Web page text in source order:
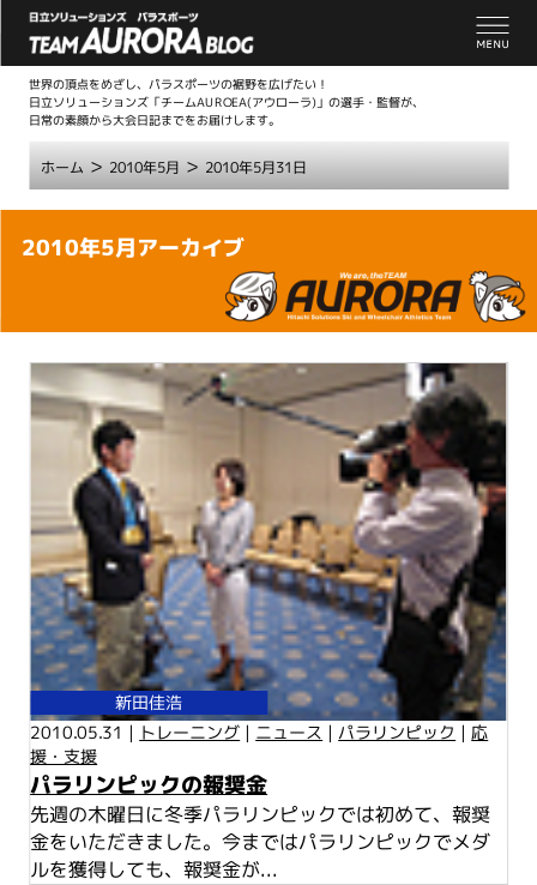
世界の頂点をめざし、パラスポーツの裾野を広げたい！
日立ソリューションズ「チームAUROEA(アウローラ)」の選手・監督が、
日常の素顔から大会日記までをお届けします。
ホーム > 2010年5月 > 2010年5月31日
本
2010年5月アーカイブ
新田佳浩
2010.05.31 | トレーニング | ニュース | パラリンピック |応
援・支援
パラリンピックの報奨金
先週の木曜日に冬季パラリンピックでは初めて、報奨
金をいただきました。今まではパラリンピックでメダ
ルを獲得しても、報奨金が...